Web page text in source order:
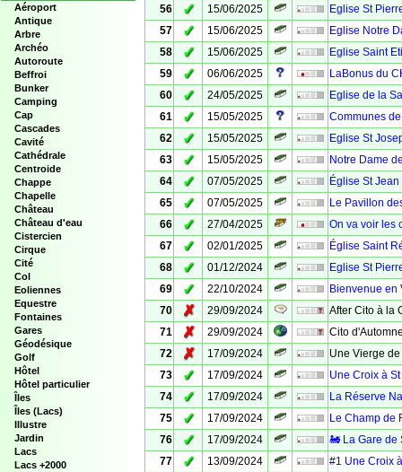
Aéroport
Antique
Arbre
Archéo
Autoroute
Beffroi
Bunker
Camping
Cap
Cascades
Cavité
Cathédrale
Centroide
Chappe
Chapelle
Château
Château d'eau
Cistercien
Cirque
Cité
Col
Eoliennes
Equestre
Fontaines
Gares
Géodésique
Golf
Hôtel
Hôtel particulier
Îles
Îles (Lacs)
Illustre
Jardin
Lacs
Lacs +2000
56
✓ 15/06/2025
Eglise St
57
✓ 15/06/2025
Eglise Notre
58
✓ 15/06/2025
Eglise Saint
59
✓ 06/06/2025
LaBonus du
60
✓ 24/05/2025
Eglise de la
61
✓ 15/05/2025
Communes
62
✓ 15/05/2025
Eglise St
63
✓ 15/05/2025
Notre Dame
64
✓ 07/05/2025
Église St
65
✓ 07/05/2025
Le Pavillon
66
✓ 27/04/2025
On va voir les
67
✓ 02/01/2025
Église Saint
68
✓ 01/12/2024
Eglise St
69
✓ 22/10/2024
Bienvenue en
70
✗ 29/09/2024
After Cito à la
71
✗ 29/09/2024
Cito
72
✗ 17/09/2024
Une Vierge
73
✓ 17/09/2024
Une Croix à
74
✓ 17/09/2024
La Réserve
75
✓ 17/09/2024
Le Champ de
76
✓ 17/09/2024
🚂 La Gare de
77
✓ 13/09/2024
#1 Une Croix